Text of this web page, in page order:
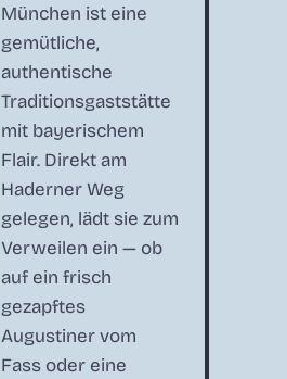
München ist eine
gemütliche,
authentische
Traditionsgaststätte
mit bayerischem
Flair. Direkt am
Haderner Weg
gelegen, lädt sie zum
Verweilen ein — ob
auf ein frisch
gezapftes
Augustiner vom
Fass oder eine